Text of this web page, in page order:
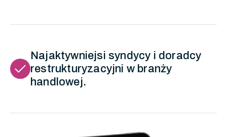
check
Najaktywniejsi syndycy i doradcy
restrukturyzacyjni w branży
handlowej.